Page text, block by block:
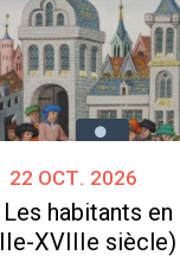
22 oct. 2026
habitants
XVIIIe siècle)